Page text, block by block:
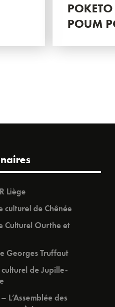
POUM
Liège
culturel de Chênée
Culturel Ourthe et
Georges Truffaut
culturel de Jupille-
L’Assemblée des